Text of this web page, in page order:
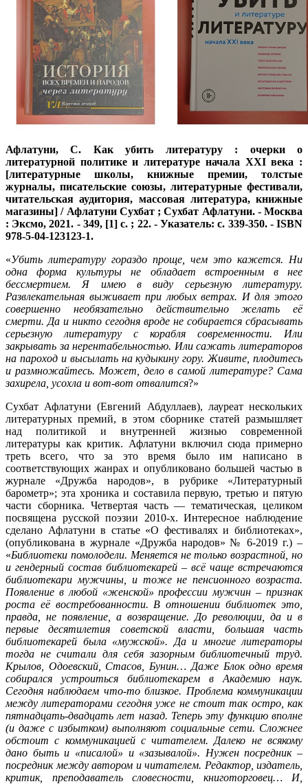
Афлатуни, С. Как убить литературу : очерки о
литературной политике и литературе начала XXI века :
[литературные школы, книжные премии, толстые
журналы, писательские союзы, литературные фестивали,
читательская аудитория, массовая литература, книжные
магазины] / Афлатуни Сухбат ; Сухбат Афлатуни. - Москва
: Эксмо, 2021. - 349, [1] с. ; 22. - Указатель: с. 339-350. - ISBN
978-5-04-123123-1.
«Убить литературу гораздо проще, чем это кажется. Ни
одна форма культуры не обладает встроенным в нее
бессмертием. Я имею в виду серьезную литературу.
Развлекательная выживает при любых ветрах. И для этого
совершенно необязательно действительно желать её
смерти. Да и никто сегодня вроде не собирается сбрасывать
серьезную литературу с
корабля современности. Или
закрывать за нерентабельностью. Или сажать литераторов
на пароход и высылать на кудыкину гору. Живите, плодитесь
и размножайтесь. Может, дело в самой литературе? Сама
захирела, усохла и вот-вот отвалится?»
Сухбат Афлатуни (Евгений Абдуллаев), лауреат нескольких
литературных премий, в этом сборнике статей размышляет
над политикой и внутренней жизнью современной
литературы как критик. Афлатуни включил сюда примерно
треть всего, что за это время было им написано в
соответствующих жанрах и опубликовано большей частью в
журнале «Дружба народов», в рубрике «Литературный
барометр»; эта хроника и составила первую, третью и пятую
части сборника. Четвертая часть — тематическая, целиком
посвящена русской поэзии 2010-х. Интересное наблюдение
сделано Афлатуни в статье «О фестивалях и библиотеках»,
(опубликована в журнале «Дружба народов» № 6-2019 г.) –
«Библиотеки помолодели. Меняется не только возрастной, но
и гендерный состав библиотекарей – всё чаще встречаются
библиотекари мужчины, и тоже не пенсионного возраста.
Появление в любой «женской» профессии мужчин – признак
роста её востребованности. В отношении библиотек это,
правда, не появление, а возвращение. До революции, да и в
первые десятилетия советской власти, большая часть
библиотекарей была «мужской». Да и многие литераторы
тогда не считали для себя зазорным библиотечный труд.
Крылов, Одоевский, Стасов, Бунин… Даже Блок одно время
собирался устроиться библиотекарем в Академию наук.
Сегодня наблюдаем что-то близкое. Проблема коммуникации
между литераторами сегодня уже не стоит так остро, как
пятнадцать-двадцать лет назад. Теперь эту функцию вполне
(и даже с избытком) выполняют социальные сети. Сложнее
обстоит с коммуникацией с читателем. Далеко не всякому
дано быть и «писалой» и «зазывалой». Нужен посредник –
посредник между автором и читателем. Редактор, издатель,
критик, преподаватель словесности, книготорговец… И,